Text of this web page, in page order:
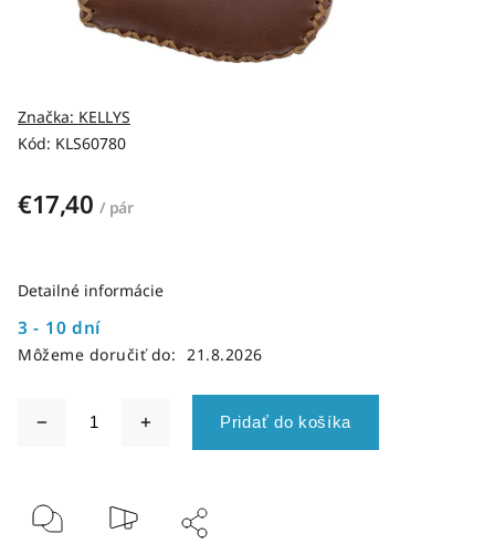
Kód: KLS60780
Značka: KELLYS
€17,40 / pár
3 - 10 dní
Môžeme doručiť do: 21.8.2026
Pridať do košíka
Detailné informácie